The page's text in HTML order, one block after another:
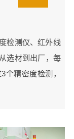
检测仪、红外线
选材到出厂，每
个精密度检测，